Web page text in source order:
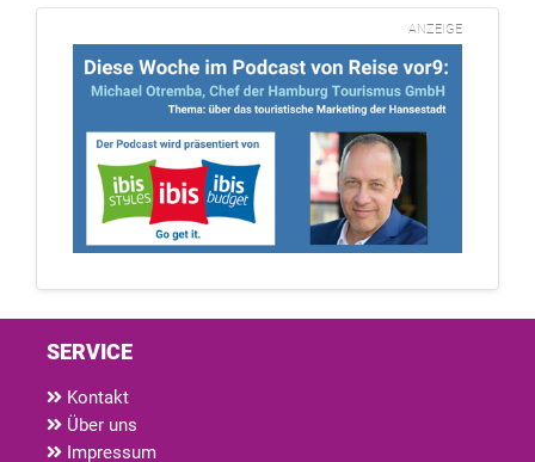
ANZEIGE
SERVICE
Kontakt
Über uns
Impressum